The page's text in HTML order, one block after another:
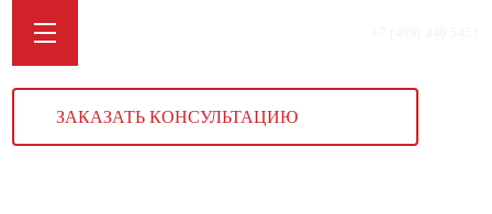
ЗАКАЗАТЬ КОНСУЛЬТАЦИЮ